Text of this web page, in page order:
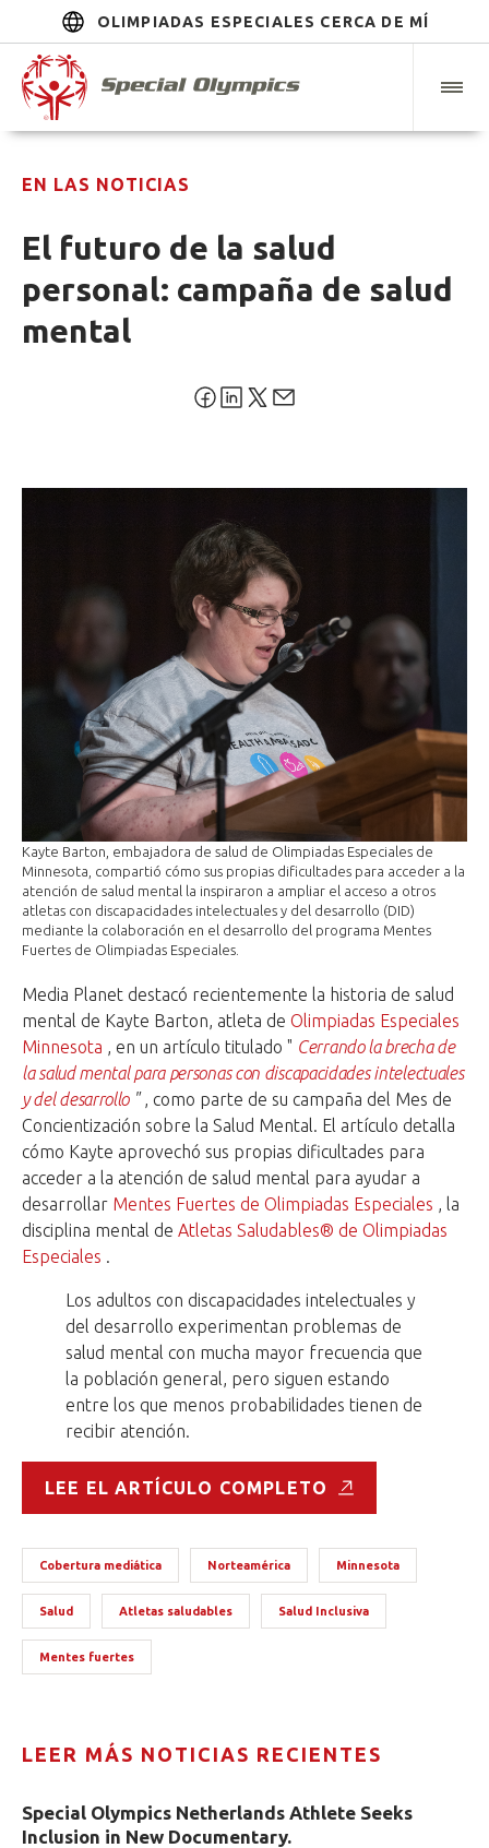
OLIMPIADAS ESPECIALES CERCA DE MÍ
EN LAS NOTICIAS
El futuro de la salud
personal: campaña de salud
mental
Kayte Barton, embajadora de salud de Olimpiadas Especiales de
Minnesota, compartió cómo sus propias dificultades para acceder a la
atención de salud mental la inspiraron a ampliar el acceso a otros
atletas con discapacidades intelectuales y del desarrollo (DID)
mediante la colaboración en el desarrollo del programa Mentes
Fuertes de Olimpiadas Especiales.
Media Planet destacó recientemente la historia de salud
mental de Kayte Barton, atleta de Olimpiadas Especiales
Minnesota , en un artículo titulado " Cerrando la brecha de
la salud mental para personas con discapacidades intelectuales
y del desarrollo ", como parte de su campaña del Mes de
Concientización sobre la Salud Mental. El artículo detalla
cómo Kayte aprovechó sus propias dificultades para
acceder a la atención de salud mental para ayudar a
desarrollar Mentes Fuertes de Olimpiadas Especiales , la
disciplina mental de Atletas Saludables® de Olimpiadas
Especiales
Los adultos con discapacidades intelectuales y
del desarrollo experimentan problemas de
salud mental con mucha mayor frecuencia que
la población general, pero siguen estando
entre los que menos probabilidades tienen de
recibir atención.
LEE EL ARTÍCULO COMPLETO
Cobertura mediática Norteamérica Minnesota
Salud Atletas saludables Salud Inclusiva
Mentes fuertes
LEER MÁS NOTICIAS RECIENTES
Special Olympics Netherlands Athlete Seeks
Inclusion in New Documentary.